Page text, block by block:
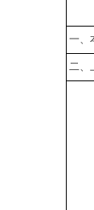
一、
二、